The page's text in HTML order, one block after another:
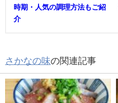
時期・人気の調理方法もご紹
介
さかなの味の関連記事